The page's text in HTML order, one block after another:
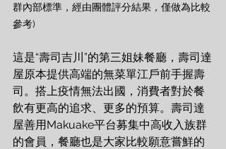
群內部標準，經由團體評分結果，僅做為比較
參考)
這是“壽司吉川”的第三姐妹餐廳，壽司達
屋原本提供高端的無菜單江戶前手握壽
司。搭上疫情無法出國，消費者對於餐
飲有更高的追求、更多的預算。壽司達
屋善用Makuake平台募集中高收入族群
的會員，餐廳也是大家比較願意嘗鮮的